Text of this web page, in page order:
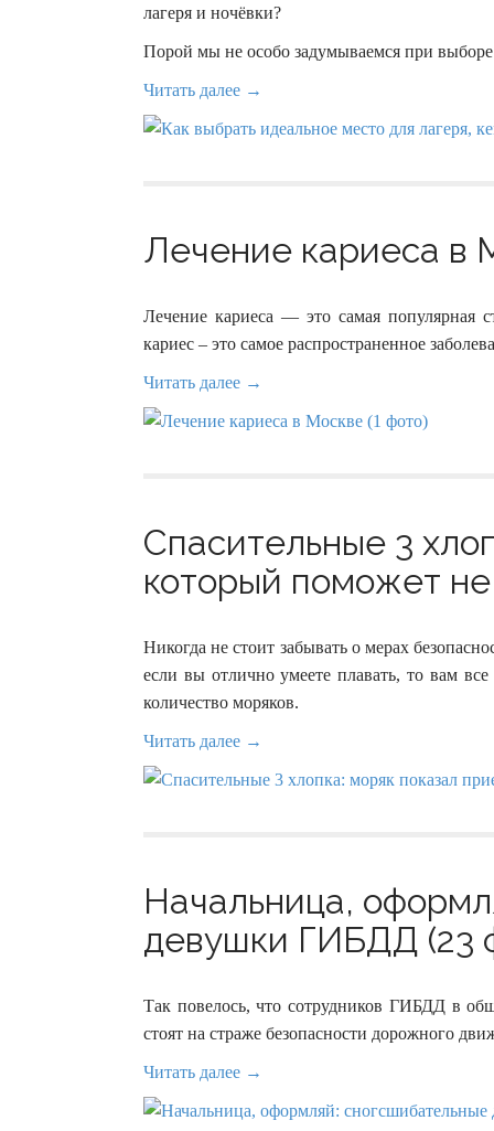
лагеря и ночёвки?
Порой мы не особо задумываемся при выборе
Читать далее →
Лечение кариеса в
Лечение кариеса — это самая популярная
кариес – это самое распространенное
Читать далее →
Спасительные 3
который поможет не
Никогда не стоит забывать о мерах
если вы отлично умеете плавать, то вам
количество моряков.
Читать далее →
Начальница,
девушки ГИБДД (23
Так повелось, что сотрудников ГИБДД в
стоят на страже безопасности дорожного
Читать далее →